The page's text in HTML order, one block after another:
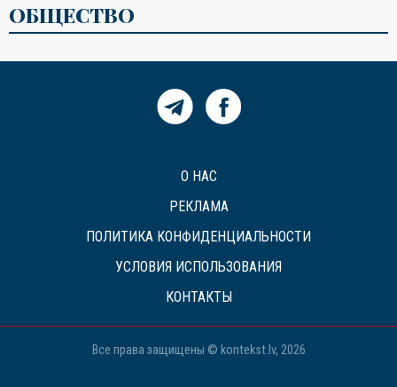
ОБЩЕСТВО
О НАС
РЕКЛАМА
ПОЛИТИКА КОНФИДЕНЦИАЛЬНОСТИ
УСЛОВИЯ ИСПОЛЬЗОВАНИЯ
КОНТАКТЫ
Все права защищены © kontekst.lv, 2026